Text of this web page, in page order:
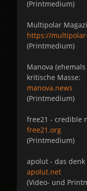
(Printmedium)
Multipolar
https://
(Printmedium)
Manova
kritische Masse:
manova.news
(Printmedium)
free21 - credible
free21.org
(Printmedium)
apolut - das denk
apolut.net
(Video- und